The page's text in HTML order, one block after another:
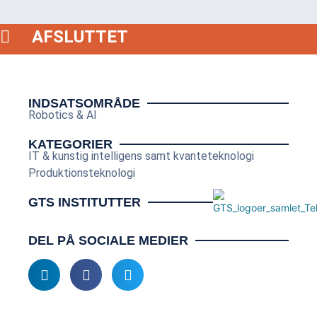
AFSLUTTET
INDSATSOMRÅDE
Robotics & AI
KATEGORIER
IT & kunstig intelligens samt kvanteteknologi
Produktionsteknologi
GTS INSTITUTTER
DEL PÅ SOCIALE MEDIER